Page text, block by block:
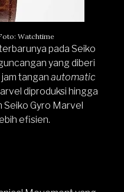
Watchtime
pada Seiko
yang diberi
jam tangan automatic
diproduksi hingga
Seiko Gyro Marvel
efisien.